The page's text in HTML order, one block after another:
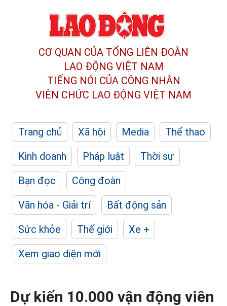
CƠ QUAN CỦA TỔNG LIÊN ĐOÀN
LAO ĐỘNG VIỆT NAM
TIẾNG NÓI CỦA CÔNG NHÂN
VIÊN CHỨC LAO ĐỘNG VIỆT NAM
Trang chủ Xã hội Media
Thể thao
Kinh doanh
Pháp luật
Thời sự
Bạn đọc
Công đoàn
Văn hóa - Giải trí
Bất động sản
Sức khỏe
Thế giới
Xe +
Xem giao diện mới
Dự kiến 10.000 vận động viên